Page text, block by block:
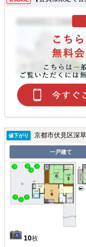
値下がり 京都市伏見区深
一戸建て
10枚